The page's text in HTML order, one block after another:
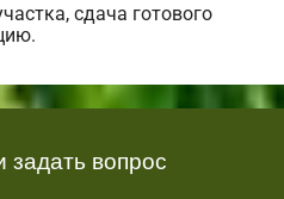
сдача готового
задать вопрос